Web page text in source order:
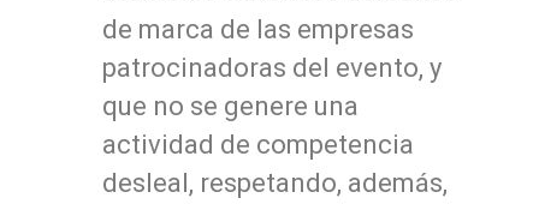
de marca de las empresas
patrocinadoras del evento, y
que no se genere una
actividad de competencia
desleal, respetando, además,